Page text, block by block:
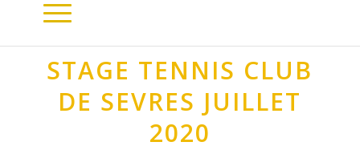
STAGE TENNIS CLUB
DE SEVRES JUILLET
2020